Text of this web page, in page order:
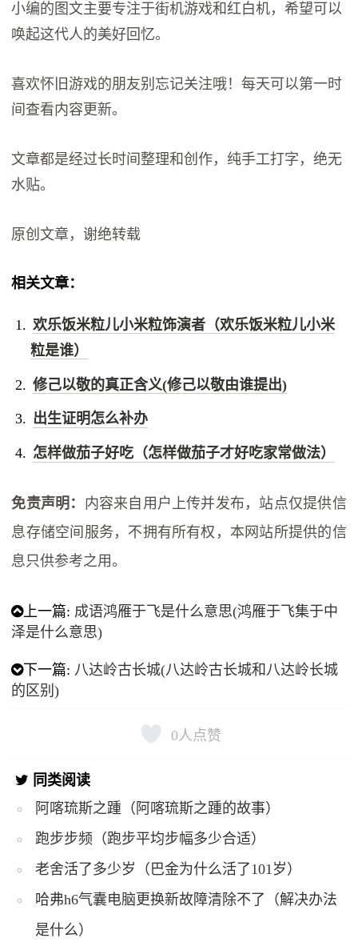
小编的图文主要专注于街机游戏和红白机，希望可以
唤起这代人的美好回忆。
喜欢怀旧游戏的朋友别忘记关注哦！每天可以第一时
间查看内容更新。
文章都是经过长时间整理和创作，纯手工打字，绝无
水贴。
原创文章，谢绝转载
相关文章：
欢乐饭米粒儿小米粒饰演者（欢乐饭米粒儿小米
粒是谁）
修己以敬的真正含义(修己以敬由谁提出)
出生证明怎么补办
怎样做茄子好吃（怎样做茄子才好吃家常做法）
免责声明： 内容来自用户上传并发布，站点仅提供信
息存储空间服务，不拥有所有权，本网站所提供的信
息只供参考之用。
上一篇: 成语鸿雁于飞是什么意思(鸿雁于飞集于中
泽是什么意思)
下一篇: 八达岭古长城(八达岭古长城和八达岭长城
的区别)
0人点赞
同类阅读
阿喀琉斯之踵（阿喀琉斯之踵的故事）
跑步步频（跑步平均步幅多少合适）
老舍活了多少岁（巴金为什么活了101岁）
哈弗h6气囊电脑更换新故障清除不了（解决办法
是什么）